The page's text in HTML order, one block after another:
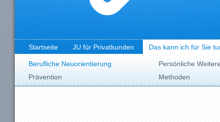
Startseite JU für Privatkunden Das kann ich für Sie
Berufliche Neuorientierung
Persönliche
Prävention
Methoden